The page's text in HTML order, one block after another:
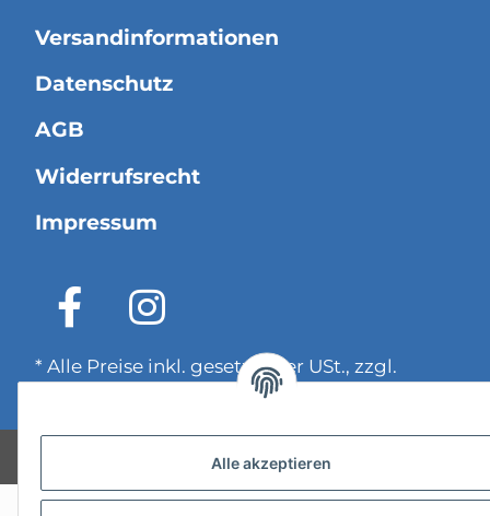
Versandinformationen
Datenschutz
AGB
Widerrufsrecht
Impressum
* Alle Preise inkl. gesetzlicher USt., zzgl.
Powered by JTL-Shop
Alle akzeptieren